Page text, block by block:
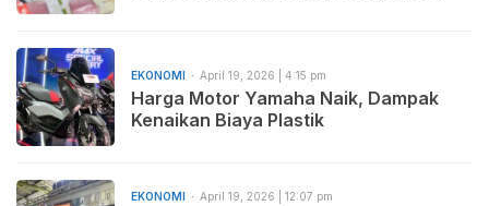
EKONOMI April 19, 2026 | 4:15 pm
Harga Motor Yamaha Naik, Dampak
Kenaikan Biaya Plastik
EKONOMI April 19, 2026 | 12:07 pm